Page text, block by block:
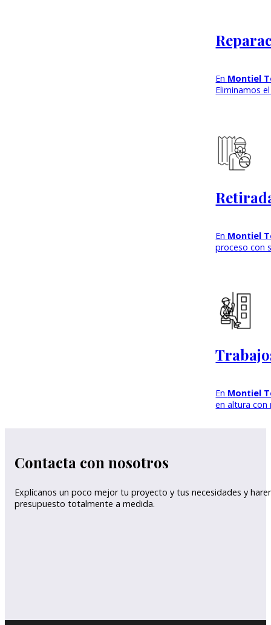
En Montiel
Eliminamos
En Montiel
proceso con
En Montiel
en altura con
Contacta con nosotros
Explícanos un poco mejor tu proyecto y tus necesidades y
presupuesto totalmente a medida.